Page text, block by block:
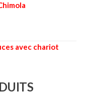
avec chariot